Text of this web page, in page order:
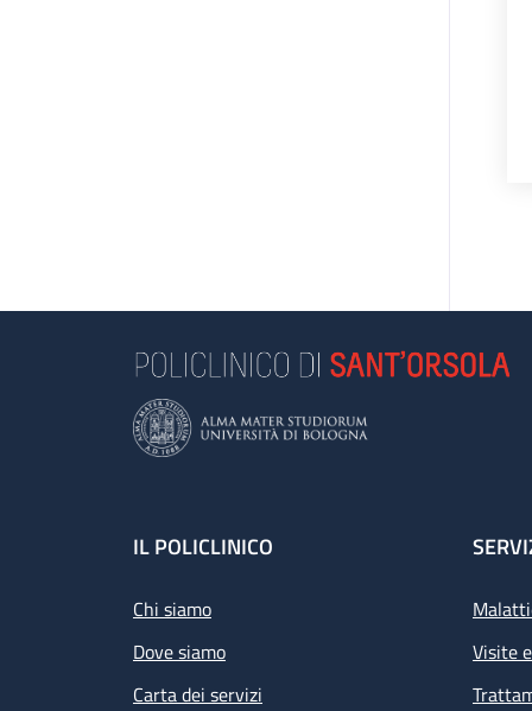
Footer
IL POLICLINICO
Chi siamo
Dove siamo
Carta dei servizi
Visite